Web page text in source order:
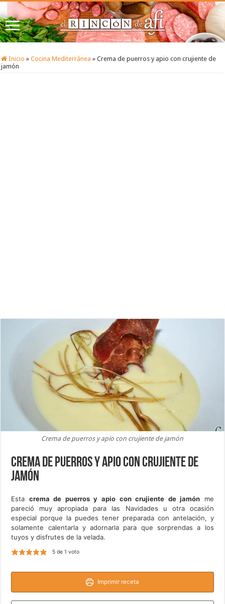
Inicio » Cocina Mediterránea » Crema de puerros y apio con crujiente de
jamón
Crema de puerros y apio con crujiente de jamón
Crema de puerros y apio con crujiente de
jamón
Esta crema de puerros y apio con crujiente de jamón me
pareció muy apropiada para las Navidades u otra ocasión
especial porque la puedes tener preparada con antelación, y
solamente calentarla y adornarla para que sorprendas a los
tuyos y disfrutes de la velada.
5de 1 voto
Imprimir receta